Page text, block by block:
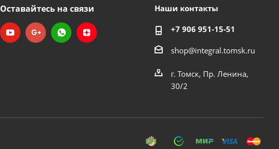
Оставайтесь на связи Наши контакты
+7 906 951-15-51
shop@integral.tomsk.ru
г. Томск, Пр. Ленина,
30/2